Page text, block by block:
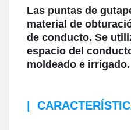
Las puntas de
material de
de conducto. Se
espacio del
moldeado e irrigado.